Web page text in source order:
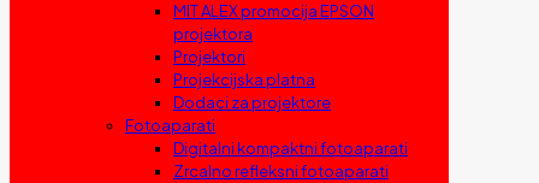
MIT ALEX promocija EPSON
projektora
Projektori
Projekcijska platna
Dodaci za projektore
Fotoaparati
Digitalni kompaktni fotoaparati
Zrcalno refleksni fotoaparati